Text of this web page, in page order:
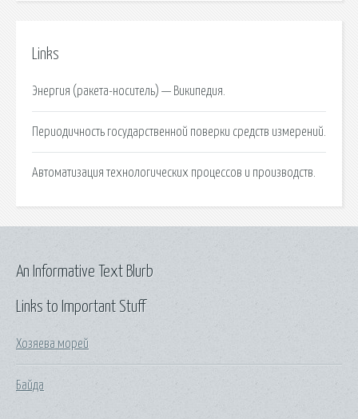
Links
Энергия (ракета-носитель) — Википедия.
Периодичность государственной поверки средств измерений.
Автоматизация технологических процессов и производств.
Links to Important Stuff
Хозяева морей
Байда
An Informative Text Blurb